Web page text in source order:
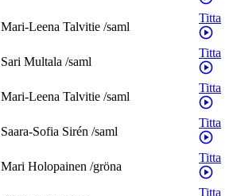
Mari-Leena Talvitie /saml
Titta
Sari Multala /saml
Titta
Mari-Leena Talvitie /saml
Titta
Saara-Sofia Sirén /saml
Titta
Mari Holopainen /gröna
Titta
Titta